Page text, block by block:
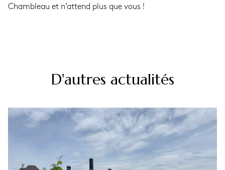
Chambleau et n’attend plus que vous !
D'autres actualités